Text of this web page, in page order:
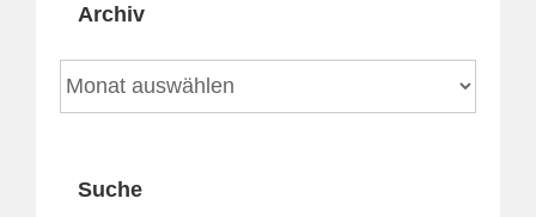
Archiv
Suche